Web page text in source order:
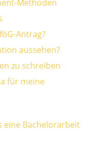
Methoden
Antrag?
aussehen?
zu schreiben
für meine
eine Bachelorarbeit